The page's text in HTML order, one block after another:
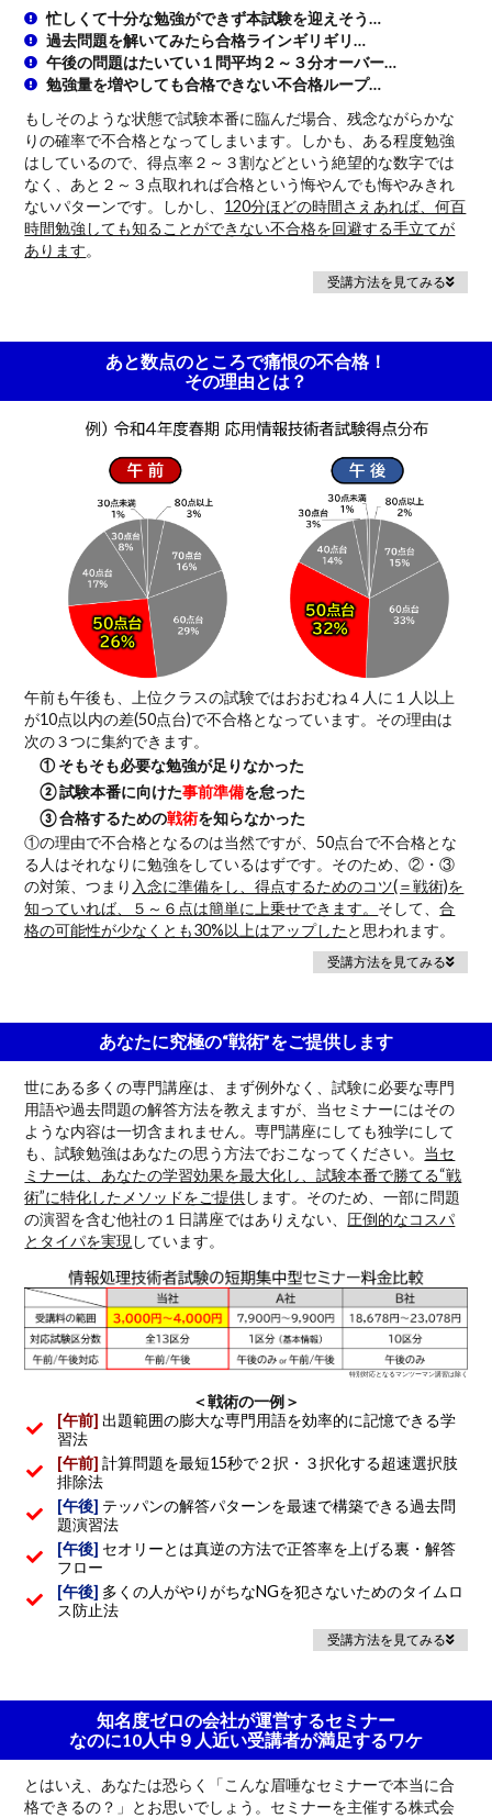
忙しくて十分な勉強ができず本試験を迎えそう…
過去問題を解いてみたら合格ラインギリギリ…
午後の問題はたいてい１問平均２～３分オーバー…
勉強量を増やしても合格できない不合格ループ…
もしそのような状態で試験本番に臨んだ場合、残念ながらかな
りの確率で不合格となってしまいます。しかも、ある程度勉強
はしているので、得点率２～３割などという絶望的な数字では
なく、あと２～３点取れれば合格という悔やんでも悔やみきれ
ないパターンです。しかし、 120分ほどの時間さえあれば、何百
時間勉強しても知ることができない不合格を回避する手立てが
あります。
受講方法を見てみる
あと数点のところで痛恨の不合格！
その理由とは？
午前も午後も、上位クラスの試験ではおおむね４人に１人以上
が10点以内の差(50点台)で不合格となっています。その理由は
次の３つに集約できます。
① そもそも必要な勉強が足りなかった
② 試験本番に向けた事前準備を怠った
③ 合格するための戦術を知らなかった
①の理由で不合格となるのは当然ですが、50点台で不合格とな
る人はそれなりに勉強をしているはずです。そのため、②・③
の対策、つまり 入念に準備をし、得点するためのコツ(＝戦術)を
知っていれば、５～６点は簡単に上乗せできます。 そして、合
格の可能性が少なくとも30%以上はアップしたと思われます。
受講方法を見てみる
あなたに究極の“戦術”をご提供します
世にある多くの専門講座は、まず例外なく、試験に必要な専門
用語や過去問題の解答方法を教えますが、当セミナーにはその
ような内容は一切含まれません。専門講座にしても独学にして
も、試験勉強はあなたの思う方法でおこなってください。 当セ
ミナーは、あなたの学習効果を最大化し、試験本番で勝てる“戦
術”に特化したメソッドをご提供します。そのため、一部に問題
の演習を含む他社の１日講座ではありえない、 圧倒的なコスパ
とタイパを実現 しています。
特別対応となるマンツーマン講習は除く
＜戦術の一例＞
[午前] 出題範囲の膨大な専門用語を効率的に記憶できる学
習法
[午前] 計算問題を最短15秒で２択・３択化する超速選択肢
排除法
[午後] テッパンの解答パターンを最速で構築できる過去問
題演習法
[午後] セオリーとは真逆の方法で正答率を上げる裏・解答
フロー
[午後] 多くの人がやりがちなNGを犯さないためのタイムロ
ス防止法
受講方法を見てみる
知名度ゼロの会社が運営するセミナー
なのに10人中９人近い受講者が満足するワケ
とはいえ、あなたは恐らく「こんな眉唾なセミナーで本当に合
格できるの？」とお思いでしょう。セミナーを主催する株式会